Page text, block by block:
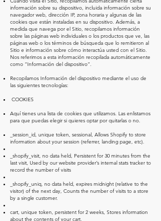
información sobre su dispositivo, incluida información sobre su
navegador web, dirección IP, zona horaria y algunas de las
cookies que están instaladas en su dispositivo. Además, a
medida que navega por el Sitio, recopilamos información
sobre las páginas web individuales o los productos que ve, las
páginas web o los términos de búsqueda que lo remitieron al
Sitio e información sobre cómo interactúa usted con el Sitio.
Nos referimos a esta información recopilada automáticamente
como “Información del dispositivo”.
Recopilamos Información del dispositivo mediante el uso de
las siguientes tecnologías:
COOKIES
Aquí tienes una lista de cookies que utilizamos. Las enlistamos
para que puedas elegir si quieres optar por quitarlas o no.
_session_id, unique token, sessional, Allows Shopify to store
information about your session (referrer, landing page, etc).
_shopify_visit, no data held, Persistent for 30 minutes from the
last visit, Used by our website provider’s internal stats tracker to
record the number of visits
_shopify_uniq, no data held, expires midnight (relative to the
visitor) of the next day, Counts the number of visits to a store
by a single customer.
cart, unique token, persistent for 2 weeks, Stores information
about the contents of your cart.